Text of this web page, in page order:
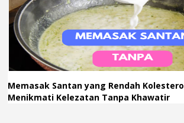
Memasak Santan yang Rendah
Menikmati Kelezatan Tanpa Khawatir